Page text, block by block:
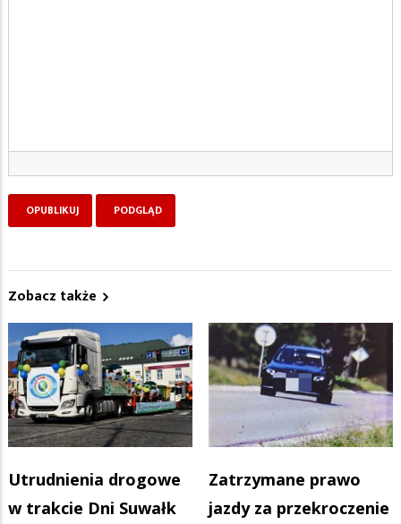
Zobacz także
Utrudnienia drogowe
w trakcie Dni Suwałk
Zatrzymane prawo
jazdy za przekroczenie